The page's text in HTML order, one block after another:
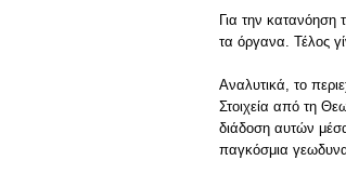
Για την κατανόηση
τα όργανα. Τέλος
Αναλυτικά, το
Στοιχεία από τη
διάδοση αυτών
παγκόσμια